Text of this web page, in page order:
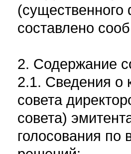
(существенного
составлено
2. Содержание
2.1. Сведения о
совета
совета)
голосования по